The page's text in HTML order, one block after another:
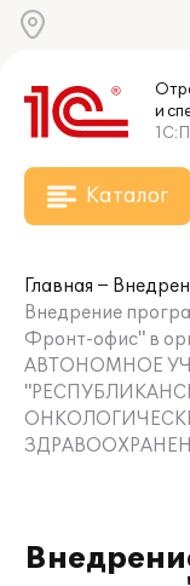
и
Каталог
Главная
Внедрение
Фронт-офис" в
АВТОНОМНОЕ